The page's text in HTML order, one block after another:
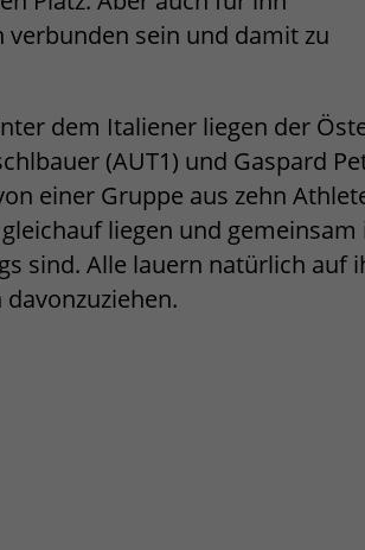
sein und damit zu
dem Italiener liegen der
(AUT1) und Gaspard
einer Gruppe aus zehn
liegen und
sind. Alle lauern natürlich auf
davonzuziehen.